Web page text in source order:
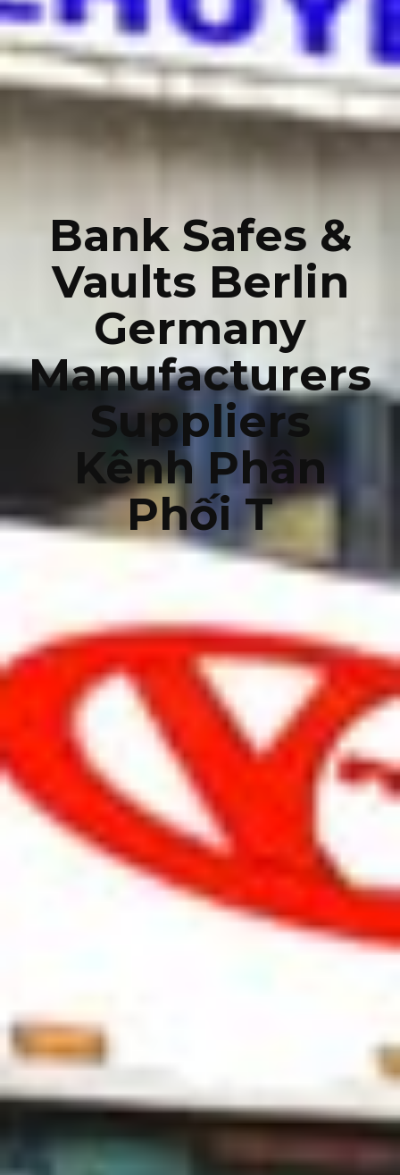
Bank Safes &
Vaults Berlin
Germany
Manufacturers
Suppliers
Kênh Phân
Phối T